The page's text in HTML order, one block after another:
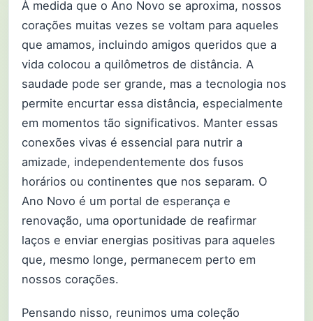
À medida que o Ano Novo se aproxima, nossos
corações muitas vezes se voltam para aqueles
que amamos, incluindo amigos queridos que a
vida colocou a quilômetros de distância. A
saudade pode ser grande, mas a tecnologia nos
permite encurtar essa distância, especialmente
em momentos tão significativos. Manter essas
conexões vivas é essencial para nutrir a
amizade, independentemente dos fusos
horários ou continentes que nos separam. O
Ano Novo é um portal de esperança e
renovação, uma oportunidade de reafirmar
laços e enviar energias positivas para aqueles
que, mesmo longe, permanecem perto em
nossos corações.
Pensando nisso, reunimos uma coleção